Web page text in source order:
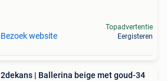
Bezoek website
Topadvertentie
Eergisteren
2dekans | Ballerina beige met goud-34